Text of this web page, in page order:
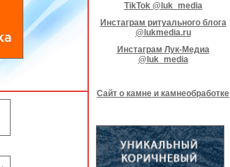
TikTok @luk_media
Инстаграм ритуального блога
@lukmedia.ru
Инстаграм Лук-Медиа
@luk_media
Сайт о камне и камнеобработке